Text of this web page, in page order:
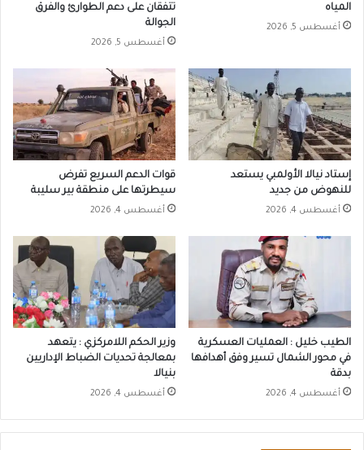
المياه
أغسطس 5, 2026
تتفقان على دعم الطوارئ والفرق
الجوالة
أغسطس 5, 2026
إستاد نيالا الأولمبي يستعد
للنهوض من جديد
أغسطس 4, 2026
قوات الدعم السريع تفرض
سيطرتها على منطقة بير سليبة
أغسطس 4, 2026
الطيب خليل : العمليات العسكرية
في محور الشمال تسير وفق أهدافها
بدقة
أغسطس 4, 2026
وزير الحكم اللامركزي : يتعهد
بمعالجة تحديات الضباط الإداريين
بنيالا
أغسطس 4, 2026